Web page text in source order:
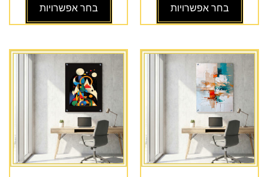
בחר אפשרויות בחר אפשרויות